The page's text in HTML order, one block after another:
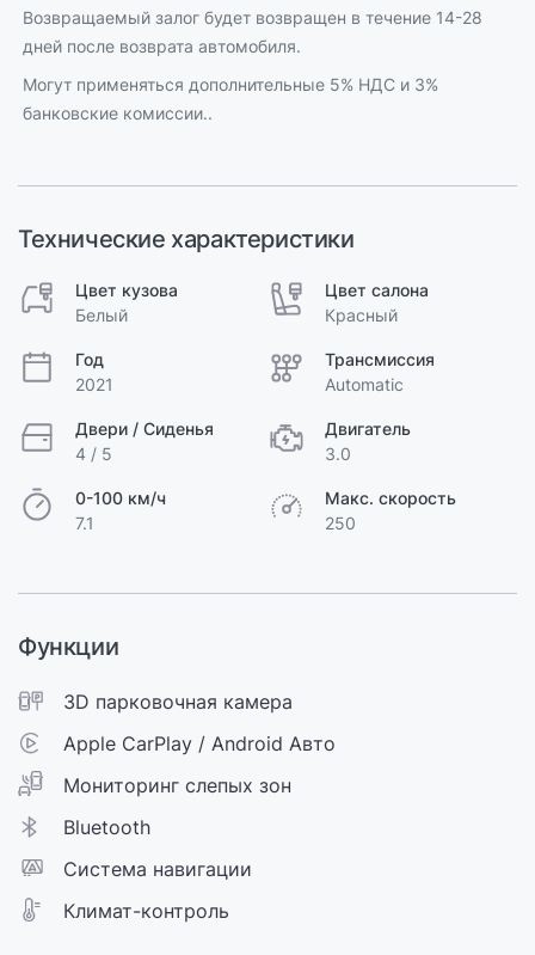
Возвращаемый залог будет возвращен в течение 14-28
дней после возврата автомобиля.
Могут применяться дополнительные 5% НДС и 3%
банковские комиссии..
Технические характеристики
Цвет кузова
Белый
Цвет салона
Красный
Год
2021
Трансмиссия
Automatic
Двери / Сиденья
4 / 5
Двигатель
3.0
0-100 км/ч
7.1
Макс. скорость
250
Функции
3D парковочная камера
Apple CarPlay / Android Авто
Мониторинг слепых зон
Bluetooth
Cистема навигации
Климат-контроль